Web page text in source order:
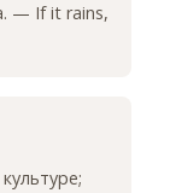
— If it rains,